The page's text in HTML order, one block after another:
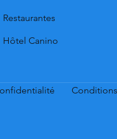
Restaurantes
Hôtel Canino